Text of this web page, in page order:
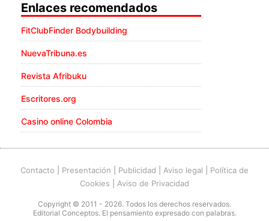
Enlaces recomendados
FitClubFinder Bodybuilding
NuevaTribuna.es
Revista Afribuku
Escritores.org
Casino online Colombia
Contacto Presentación Publicidad Aviso legal
Política de
Cookies
Aviso de Privacidad
Copyright © 2011 - 2026. Todos los derechos reservados.
Editorial Conceptos. El pensamiento expresado con palabras.